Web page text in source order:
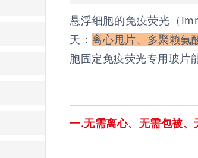
悬浮细胞的免疫荧光（
天：离心甩片、多聚赖氨
胞固定免疫荧光专用玻片
一.无需离心、无需包被、